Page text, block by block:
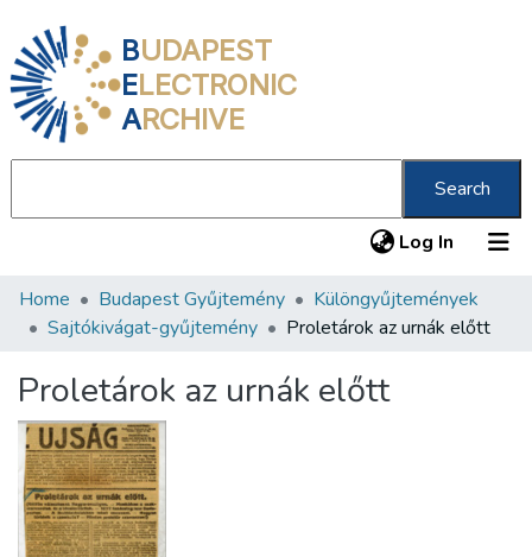
BUDAPEST
ELECTRONIC
ARCHIVE
Search
Log In (current)
Communities & Collections
Statistics
About us
Home Budapest Gyűjtemény
Különgyűjtemények
Sajtókivágat-gyűjtemény
Proletárok az urnák előtt
Proletárok az urnák előtt